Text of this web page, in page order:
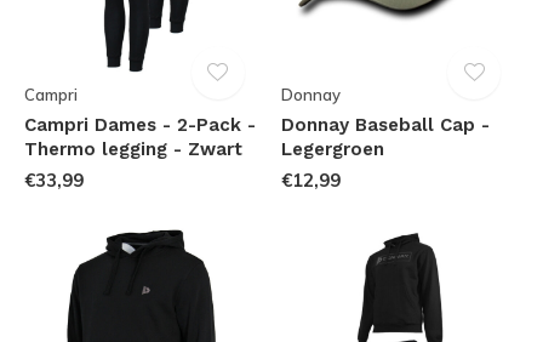
Campri
Campri Dames - 2-Pack -
Thermo legging - Zwart
€33,99
Donnay
Donnay Baseball Cap -
Legergroen
€12,99